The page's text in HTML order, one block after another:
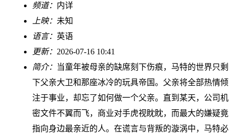
频道： 内详
上映： 未知
语言： 英语
更新： 2026-07-16 10:41
简介： 当童年被母亲的缺席刻下伤痕，马特的世界只剩
下父亲大卫和那座冰冷的玩具帝国。父亲将全部热情倾
注于事业，却忘了如何做一个父亲。直到某天，公司机
密文件不翼而飞，商业对手虎视眈眈，而最大的嫌疑竟
指向身边最亲近的人。在谎言与背叛的漩涡中，马特必